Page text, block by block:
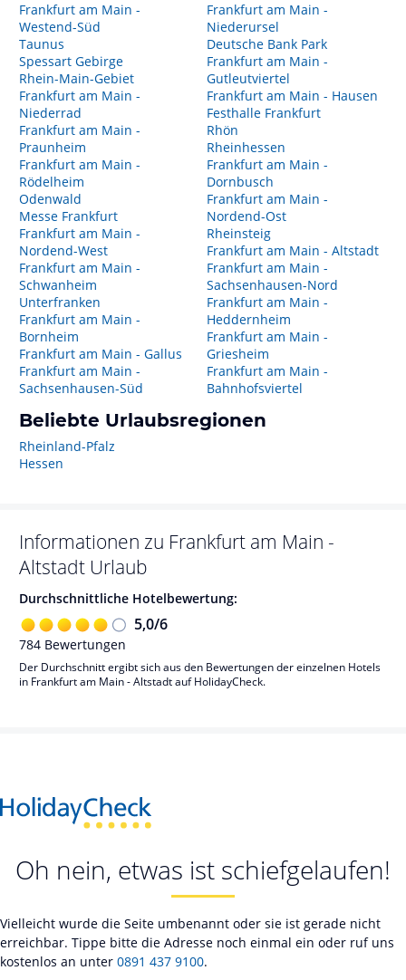
Frankfurt am Main -
Westend-Süd
Taunus
Spessart Gebirge
Rhein-Main-Gebiet
Frankfurt am Main -
Niederrad
Frankfurt am Main -
Praunheim
Frankfurt am Main -
Rödelheim
Odenwald
Messe Frankfurt
Frankfurt am Main -
Nordend-West
Frankfurt am Main -
Schwanheim
Unterfranken
Frankfurt am Main -
Bornheim
Frankfurt am Main - Gallus
Frankfurt am Main -
Sachsenhausen-Süd
Frankfurt am Main -
Niederursel
Deutsche Bank Park
Frankfurt am Main -
Gutleutviertel
Frankfurt am Main - Hausen
Festhalle Frankfurt
Rhön
Rheinhessen
Frankfurt am Main -
Dornbusch
Frankfurt am Main -
Nordend-Ost
Rheinsteig
Frankfurt am Main - Altstadt
Frankfurt am Main -
Sachsenhausen-Nord
Frankfurt am Main -
Heddernheim
Frankfurt am Main -
Griesheim
Frankfurt am Main -
Bahnhofsviertel
Beliebte Urlaubsregionen
Rheinland-Pfalz
Hessen
Informationen zu Frankfurt am Main -
Altstadt Urlaub
Durchschnittliche Hotelbewertung:
5,0/6
784 Bewertungen
Der Durchschnitt ergibt sich aus den Bewertungen der einzelnen Hotels
in Frankfurt am Main - Altstadt auf HolidayCheck.
Oh nein, etwas ist schiefgelaufen!
Vielleicht wurde die Seite umbenannt oder sie ist gerade nicht
erreichbar. Tippe bitte die Adresse noch einmal ein oder ruf uns
kostenlos an unter 0891 437 9100.